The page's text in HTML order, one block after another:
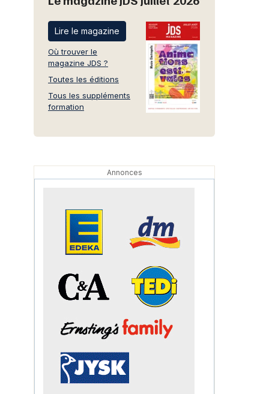
Lire le magazine
Où trouver le
magazine JDS ?
Toutes les éditions
Tous les suppléments
formation